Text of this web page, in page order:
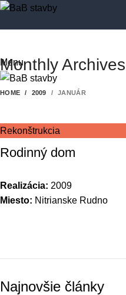
Menu
Monthly
HOME 2009 JANUÁR
Rekonštrukcia
Rodinný dom
Realizácia: 2009
Miesto: Nitrianske Rudno
Najnovšie články